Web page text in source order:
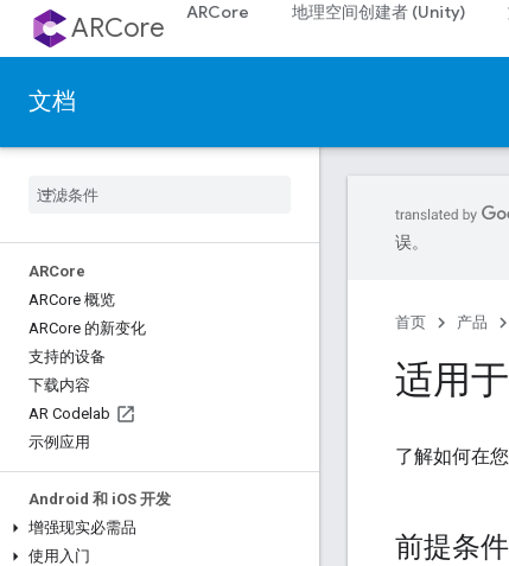
ARCore ARCore 地理空间创建者 (Unity)
文档
ARCore
ARCore 概览
ARCore 的新变化
支持的设备
下载内容
AR Codelab
示例应用
Android 和 iOS 开发
增强现实必需品
使用入门
误。
首页 产品
适用
了解如何在
前提条件